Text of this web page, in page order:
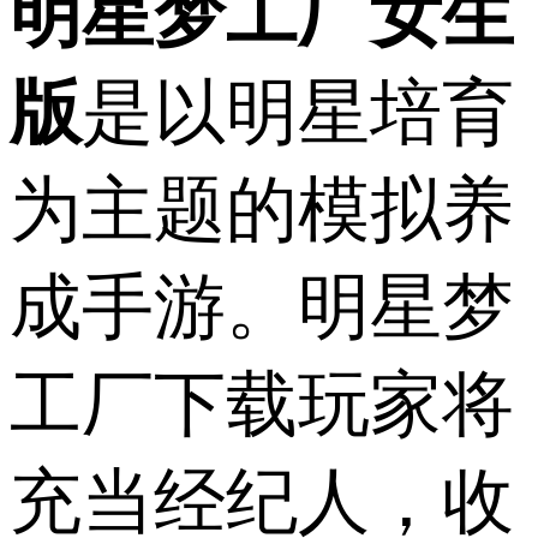
版是以明星培育
为主题的模拟养
成手游。明星梦
工厂下载玩家将
充当经纪人，收